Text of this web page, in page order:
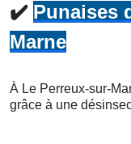
✔️ Punaises
Marne
À Le Perreux-sur-
grâce à une